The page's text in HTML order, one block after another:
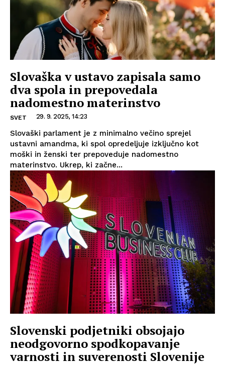
Slovaška v ustavo zapisala samo
dva spola in prepovedala
nadomestno materinstvo
SVET 29. 9. 2025, 14:23
Slovaški parlament je z minimalno večino sprejel
ustavni amandma, ki spol opredeljuje izključno kot
moški in ženski ter prepoveduje nadomestno
materinstvo. Ukrep, ki začne...
Slovenski podjetniki obsojajo
neodgovorno spodkopavanje
varnosti in suverenosti Slovenije